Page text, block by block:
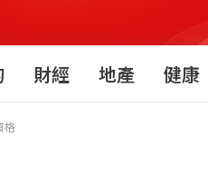
財經 地產 健康
格